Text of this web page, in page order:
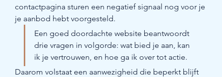
contactpagina sturen een negatief signaal nog voor je
je aanbod hebt voorgesteld.
Een goed doordachte website beantwoordt
drie vragen in volgorde: wat bied je aan, kan
ik je vertrouwen, en hoe ga ik over tot actie.
Daarom volstaat een aanwezigheid die beperkt blijft